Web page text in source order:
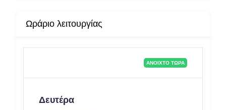
Ωράριο λειτουργίας
ΑΝΟΙΧΤΌ ΤΏΡΑ
Δευτέρα